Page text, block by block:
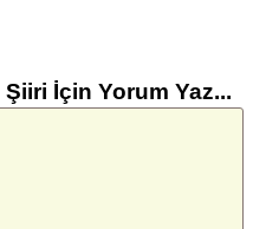
Şiiri İçin Yorum Yaz...